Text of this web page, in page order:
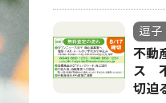
逗子
不動
ス
切迫